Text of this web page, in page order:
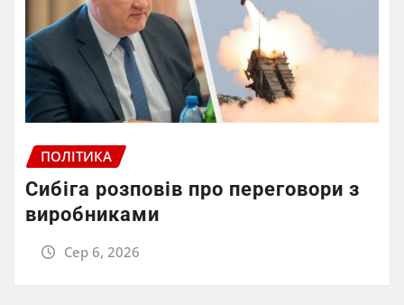
ПОЛІТИКА
Сибіга розповів про переговори з
виробниками
Сер 6, 2026